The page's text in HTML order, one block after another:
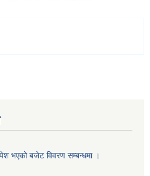
भएको बजेट विवरण सम्बन्धमा ।